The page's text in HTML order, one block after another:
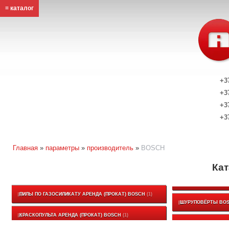
≡ каталог
Главная » параметры » производитель » BOSCH
ПИЛЫ ПО ГАЗОСИЛИКАТУ АРЕНДА (ПРОКАТ) BOSCH 1
КРАСКОПУЛЬТА АРЕНДА (ПРОКАТ) BOSCH 1
ШУРУПОВЁРТЫ